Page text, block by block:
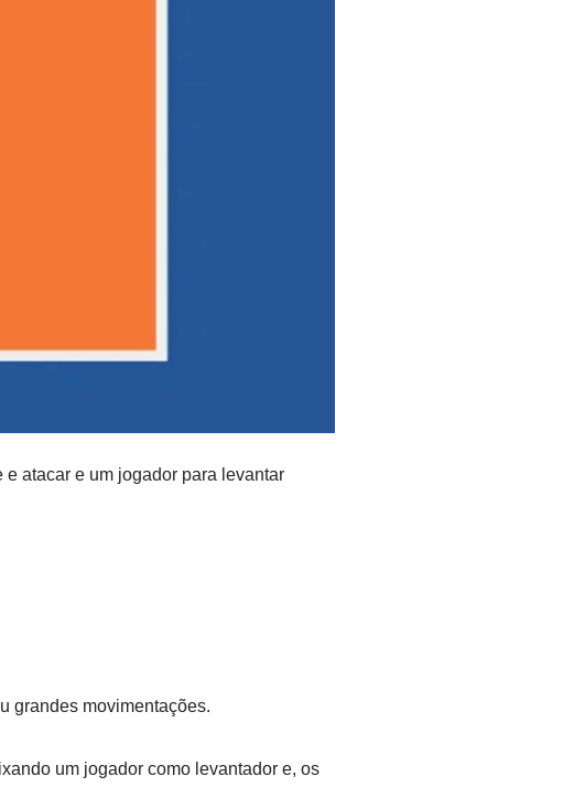
atacar e um jogador para levantar
grandes movimentações.
um jogador como levantador e, os